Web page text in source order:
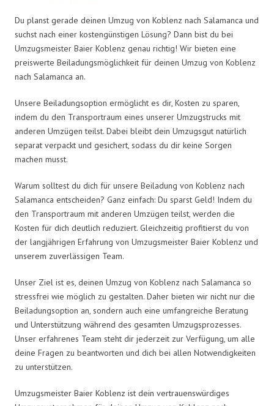
Du planst gerade deinen Umzug von Koblenz nach Salamanca und
suchst nach einer kostengünstigen Lösung? Dann bist du bei
Umzugsmeister Baier Koblenz genau richtig! Wir bieten eine
preiswerte Beiladungsmöglichkeit für deinen Umzug von Koblenz
nach Salamanca an.
Unsere Beiladungsoption ermöglicht es dir, Kosten zu sparen,
indem du den Transportraum eines unserer Umzugstrucks mit
anderen Umzügen teilst. Dabei bleibt dein Umzugsgut natürlich
separat verpackt und gesichert, sodass du dir keine Sorgen
machen musst.
Warum solltest du dich für unsere Beiladung von Koblenz nach
Salamanca entscheiden? Ganz einfach: Du sparst Geld! Indem du
den Transportraum mit anderen Umzügen teilst, werden die
Kosten für dich deutlich reduziert. Gleichzeitig profitierst du von
der langjährigen Erfahrung von Umzugsmeister Baier Koblenz und
unserem zuverlässigen Team.
Unser Ziel ist es, deinen Umzug von Koblenz nach Salamanca so
stressfrei wie möglich zu gestalten. Daher bieten wir nicht nur die
Beiladungsoption an, sondern auch eine umfangreiche Beratung
und Unterstützung während des gesamten Umzugsprozesses.
Unser erfahrenes Team steht dir jederzeit zur Verfügung, um alle
deine Fragen zu beantworten und dich bei allen Notwendigkeiten
zu unterstützen.
Umzugsmeister Baier Koblenz ist dein vertrauenswürdiges